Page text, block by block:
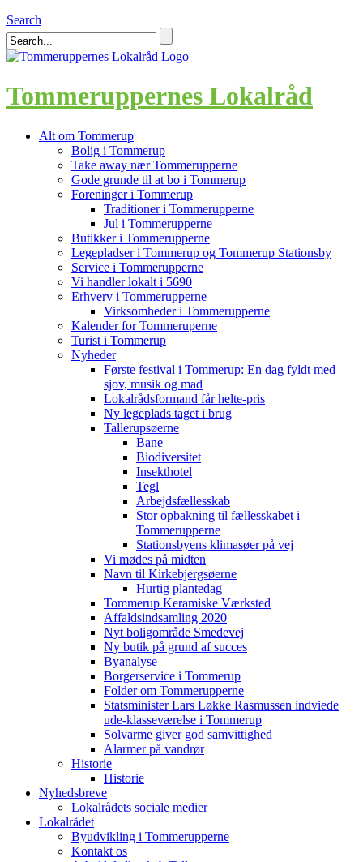
Search
Tommeruppernes Lokalråd
Alt om Tommerup
Bolig i Tommerup
Take away nær Tommerupperne
Gode grunde til at bo i Tommerup
Foreninger i Tommerup
Traditioner i Tommerupperne
Jul i Tommerupperne
Butikker i Tommerupperne
Legepladser i Tommerup og Tommerup Stationsby
Service i Tommerupperne
Vi handler lokalt i 5690
Erhverv i Tommerupperne
Virksomheder i Tommerupperne
Kalender for Tommeruperne
Turist i Tommerup
Nyheder
Første festival i Tommerup: En dag fyldt med
sjov, musik og mad
Lokalrådsformand får helte-pris
Ny legeplads taget i brug
Tallerupsøerne
Bane
Biodiversitet
Insekthotel
Tegl
Arbejdsfællesskab
Stor opbakning til fællesskabet i
Tommerupperne
Stationsbyens klimasøer på vej
Vi mødes på midten
Navn til Kirkebjergsøerne
Hurtig plantedag
Tommerup Keramiske Værksted
Affaldsindsamling 2020
Nyt boligområde Smedevej
Ny butik på grund af succes
Byanalyse
Borgerservice i Tommerup
Folder om Tommerupperne
Statsminister Lars Løkke Rasmussen indviede
ude-klasseværelse i Tommerup
Solvarme giver god samvittighed
Alarmer på vandrør
Historie
Historie
Nyhedsbreve
Lokalrådets sociale medier
Lokalrådet
Byudvikling i Tommerupperne
Kontakt os